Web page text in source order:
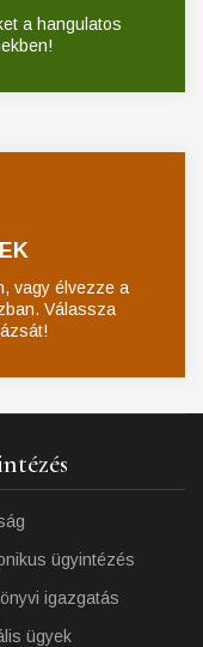
a hangulatos
vagy élvezze a
Válassza
ügyintézés
igazgatás
ügyek